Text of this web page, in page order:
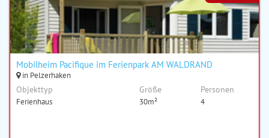
Mobilheim Pacifique im Ferienpark AM WALDRAND
in Pelzerhaken
Objekttyp
Ferienhaus
Größe
30m²
Personen
4